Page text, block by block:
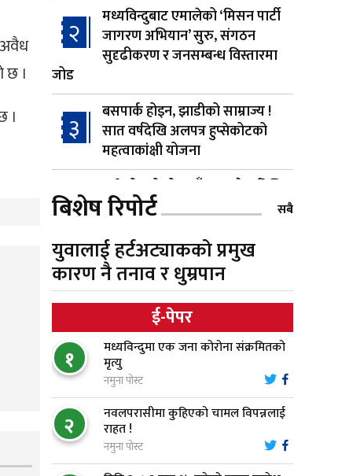
छ ।
।
२
मध्यविन्दुबाट एमालेको ‘मिसन पार्टी
जागरण अभियान’ सुरु, संगठन
सुदृढीकरण र जनसम्बन्ध विस्तारमा
जोड
३
बसपार्क होइन, झाडीको साम्राज्य !
सात वर्षदेखि अलपत्र हुप्सेकोटको
महत्वाकांक्षी योजना
४
हुप्सेकोटको मोहनडाँडामा नौ वर्षदेखि
खोप केन्द्र बन्द, स्वास्थ्य सेवा अझै
५ हाम्रो चेतना, नेतृत्व, सभ्यता र भविष्य
६
गैँडाको आतंकः बगुवनमा किसानको
धानबाली नष्ट, क्षतिपूर्तिको माग
७
स्थापनाको एक दशकपछि विनयी
त्रिवेणीको आफ्नै प्रशासकीय भवनको
शिलान्यास
बिशेष रिपोर्ट सबै
युवालाई हर्टअट्याकको प्रमुख
कारण नै तनाव र धुम्रपान
ई-पेपर
१ मध्यविन्दुमा एक जना कोरोना संक्रमितको
मृत्यु
नमुना पोस्ट
२ नवलपरासीमा कुहिएको चामल विपन्नलाई
राहत !
नमुना पोस्ट